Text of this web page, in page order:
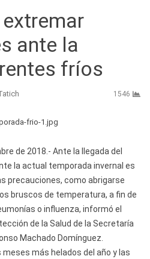
ante la
fríos
1546
de 2018.- Ante la llegada del
la actual temporada invernal es
precauciones, como abrigarse
bruscos de temperatura, a fin de
o influenza, informó el
de la Salud de la Secretaría
Machado Domínguez.
más helados del año y las